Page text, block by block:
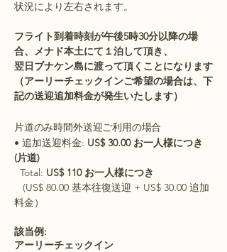
状況により左右されます。
フライト到着時刻が午後5時30分以降の場
合、メナド本土にて１泊して頂き、
翌日ブナケン島に渡って頂くことになります
（アーリーチェックインご希望の場合は、下
記の送迎追加料金が発生いたします）
片道のみ時間外送迎ご利用の場合
• 追加送迎料金: US$ 30.00 お一人様につき
(片道)
Total: US$ 110 お一人様につき
(US$ 80.00 基本往復送迎 + US$ 30.00 追加
料金）
該当例:
アーリーチェックイン